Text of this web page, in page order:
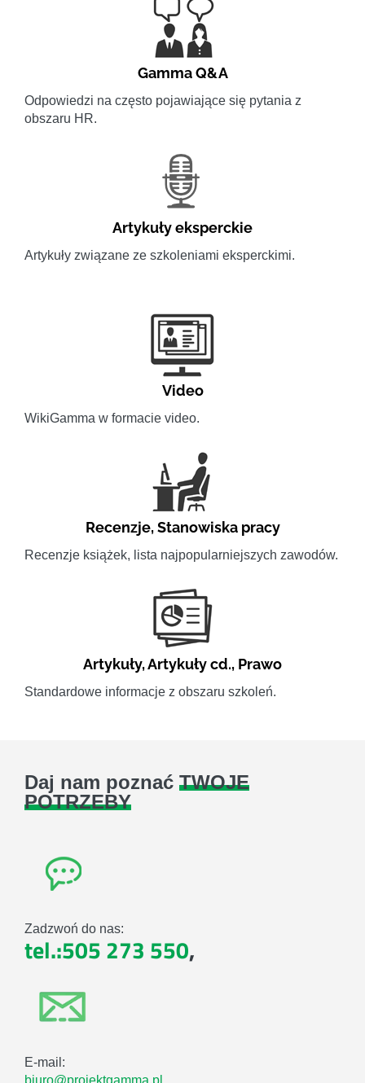
Gamma Q&A
Odpowiedzi na często pojawiające się pytania z
obszaru HR.
Artykuły eksperckie
Artykuły związane ze szkoleniami eksperckimi.
Video
WikiGamma w formacie video.
Recenzje,Stanowiska pracy
Recenzje książek, lista najpopularniejszych zawodów.
Artykuły,Artykuły cd., Prawo
Standardowe informacje z obszaru szkoleń.
Daj nam poznać TWOJE
POTRZEBY
Zadzwoń do nas:
tel.:505 273 550,
E-mail:
biuro@projektgamma.pl